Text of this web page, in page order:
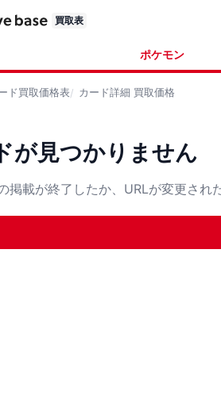
買取表
ポケモン
ド買取価格表 カード詳細 買取価格
が見つかりません
掲載が終了したか、URLが変更され